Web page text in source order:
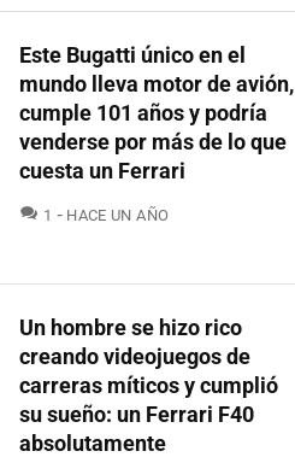
Este Bugatti único en el
mundo lleva motor de avión,
cumple 101 años y podría
venderse por más de lo que
cuesta un Ferrari
1 COMENTARIOS
HACE UN AÑO
Un hombre se hizo rico
creando videojuegos de
carreras míticos y cumplió
su sueño: un Ferrari F40
absolutamente